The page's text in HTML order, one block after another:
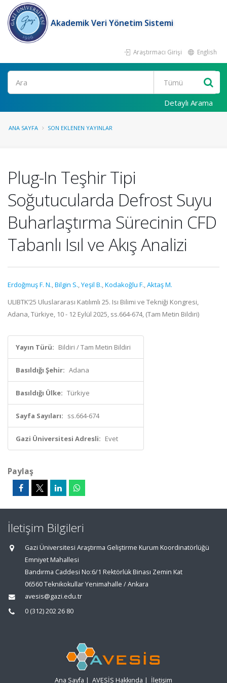
Akademik Veri Yönetim Sistemi
Araştırmacı Girişi English
Ara
Detaylı Arama
ANA SAYFA SON EKLENEN YAYINLAR
Plug-In Teşhir Tipi
Soğutucularda Defrost Suyu
Buharlaştırma Sürecinin CFD
Tabanlı Isıl ve Akış Analizi
Erdoğmuş F. N.,Bilgin S.,Yeşil B.,Kodakoğlu F.,Aktaş M.
ULIBTK’25 Uluslararası Katılımlı 25. Isı Bilimi ve Tekniği Kongresi,
Adana, Türkiye, 10 - 12 Eylül 2025, ss.664-674, (Tam Metin Bildiri)
Yayın Türü: Bildiri / Tam Metin Bildiri
Basıldığı Şehir: Adana
Basıldığı Ülke: Türkiye
Sayfa Sayıları: ss.664-674
Gazi Üniversitesi Adresli: Evet
Paylaş
İletişim Bilgileri
Gazi Üniversitesi Araştırma Geliştirme Kurum Koordinatörlüğü
Emniyet Mahallesi
Bandırma Caddesi No:6/1 Rektörlük Binası Zemin Kat
06560 Teknikokullar Yenimahalle / Ankara
avesis@gazi.edu.tr
0 (312) 202 26 80
Ana Sayfa | AVESİS Hakkında | İletişim